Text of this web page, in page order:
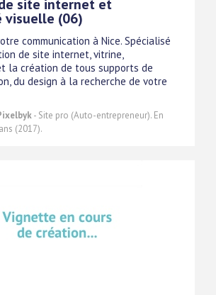
site internet et
(06)
communication à Nice. Spécialisé
de site internet, vitrine,
la création de tous supports de
du design à la recherche de votre
- Site pro (Auto-entrepreneur). En
(2017).